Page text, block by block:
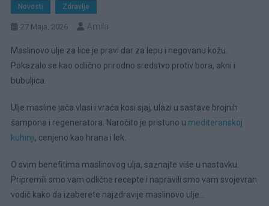
Novosti Zdravlje
27 Maja, 2026 Amila
Maslinovo ulje za lice je pravi dar za lepu i negovanu kožu.
Pokazalo se kao odlično prirodno sredstvo protiv bora, akni i
bubuljica.
Ulje masline jača vlasi i vraća kosi sjaj, ulazi u sastave brojnih
šampona i regeneratora. Naročito je pristuno u mediteranskoj
kuhinji, cenjeno kao hrana i lek.
O svim benefitima maslinovog ulja, saznajte više u nastavku.
Pripremili smo vam odlične recepte i napravili smo vam svojevran
vodič kako da izaberete najzdravije maslinovo ulje…